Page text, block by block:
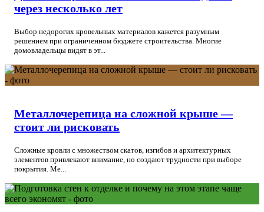
через несколько лет
Выбор недорогих кровельных материалов кажется разумным
решением при ограниченном бюджете строительства. Многие
домовладельцы видят в эт...
Металлочерепица на сложной крыше —
стоит ли рисковать
Сложные кровли с множеством скатов, изгибов и архитектурных
элементов привлекают внимание, но создают трудности при выборе
покрытия. Ме...